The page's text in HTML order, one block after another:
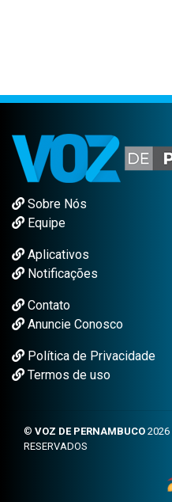
Sobre Nós
Equipe
Aplicativos
Notificações
Contato
Anuncie Conosco
Política de Privacidade
Termos de uso
© VOZ DE PERNAMBUCO 2026
RESERVADOS